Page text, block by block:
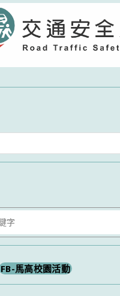
FB-馬高校園活動